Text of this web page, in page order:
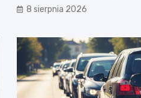
8 sierpnia 2026